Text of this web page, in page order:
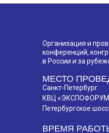
МЕСТО
Санкт-Петербург
КВЦ
Петербургское
ВРЕМЯ
Организация и
конференций,
в России и за